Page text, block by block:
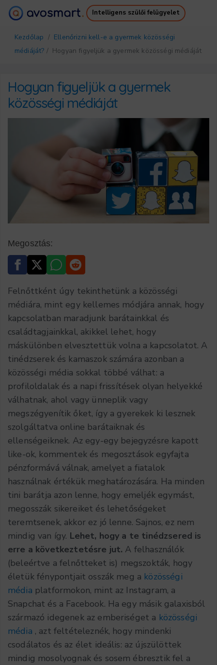
Intelligens szülői felügyelet
Hogyan működik
Árazás
Letöltések
Támogatás
Bejelentkezés
Regisztráció
Kezdőlap / Ellenőrizni kell-e a gyermek közösségi
médiáját? / Hogyan figyeljük a gyermek közösségi médiáját
Hogyan figyeljük a gyermek
közösségi médiáját
Megosztás:
Felnőttként úgy tekinthetünk a közösségi
médiára, mint egy kellemes módjára annak, hogy
kapcsolatban maradjunk barátainkkal és
családtagjainkkal, akikkel lehet, hogy
máskülönben elvesztettük volna a kapcsolatot. A
tinédzserek és kamaszok számára azonban a
közösségi média sokkal többé válhat: a
profiloldalak és a napi frissítések olyan helyekké
válhatnak, ahol vagy ünneplik vagy
megszégyenítik őket, így a gyerekek ki lesznek
szolgáltatva online barátaiknak és
ellenségeiknek. Az egy-egy bejegyzésre kapott
like-ok, kommentek és megosztások egyfajta
pénzformává válnak, amelyet a fiatalok
használnak értékük meghatározására. Ha minden
tini barátja azon lenne, hogy emeljék egymást,
megosszák sikereiket és lehetőségeket
teremtsenek, akkor ez jó lenne. Sajnos, ez nem
mindig van így. Lehet, hogy a te tinédzsered is
erre a következtetésre jut. A felhasználók
(beleértve a felnőtteket is) megszokták, hogy
életük fénypontjait osszák meg a közösségi
média platformokon, mint az Instagram, a
Snapchat és a Facebook. Ha egy másik galaxisból
származó idegenek az emberiséget a közösségi
média , azt feltételeznék, hogy mindenki
csodálatos és az élet ideális: az újszülöttek
mindig mosolyognak és sosem ébresztik fel a